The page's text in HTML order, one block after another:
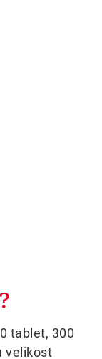
tablet, 300
velikost